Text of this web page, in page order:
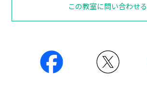
この教室に問い合わせる